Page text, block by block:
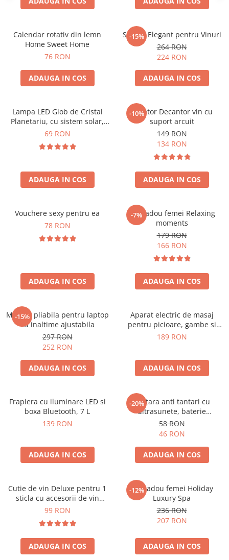
Calendar rotativ din lemn
Home Sweet Home
76 RON
ADAUGA IN COS
-15%
Suport Elegant pentru Vinuri
264 RON
224 RON
ADAUGA IN COS
Lampa LED Glob de Cristal
Planetariu, cu sistem solar,
cadou captivant
69 RON
ADAUGA IN COS
-10%
Aerator Decantor vin cu
suport arcuit
149 RON
134 RON
ADAUGA IN COS
Vouchere sexy pentru ea
78 RON
ADAUGA IN COS
-7%
Set cadou femei Relaxing
moments
179 RON
166 RON
ADAUGA IN COS
-15%
Masuta pliabila pentru laptop
cu inaltime ajustabila
297 RON
252 RON
ADAUGA IN COS
Aparat electric de masaj
pentru picioare, gambe si
brate
189 RON
ADAUGA IN COS
Frapiera cu iluminare LED si
boxa Bluetooth, 7 L
139 RON
ADAUGA IN COS
-20%
Bratara anti tantari cu
ultrasunete, baterie
reincarcabila 90mAh
58 RON
46 RON
ADAUGA IN COS
Cutie de vin Deluxe pentru 1
sticla cu accesorii de vin
incluse piele ecologica de
99 RON
ADAUGA IN COS
-12%
Set cadou femei Holiday
Luxury Spa
236 RON
207 RON
ADAUGA IN COS